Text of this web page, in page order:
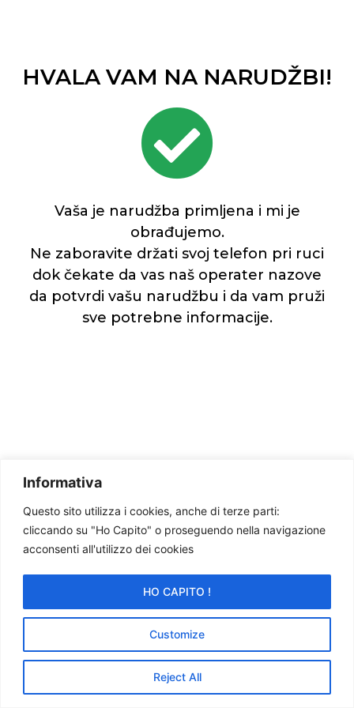
Informativa
Questo sito utilizza i cookies, anche di terze parti:
cliccando su "Ho Capito" o proseguendo nella navigazione
acconsenti all'utilizzo dei cookies
Customize
Reject All
HO CAPITO !
HVALA VAM NA NARUDŽBI!
Vaša je narudžba primljena i mi je
obrađujemo.
Ne zaboravite držati svoj telefon pri ruci
dok čekate da vas naš operater nazove
da potvrdi vašu narudžbu i da vam pruži
sve potrebne informacije.